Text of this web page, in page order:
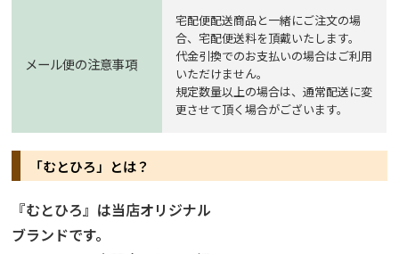
メール便の注意事項
宅配便配送商品と一緒にご注文の場
合、宅配便送料を頂戴いたします。
代金引換でのお支払いの場合はご利用
いただけません。
規定数量以上の場合は、通常配送に変
更させて頂く場合がございます。
「むとひろ」とは？
『むとひろ』は当店オリジナル
ブランドです。